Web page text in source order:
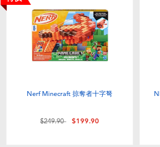
Nerf Minecraft 掠奪者十字弩
價格從
$249.90至$199.90